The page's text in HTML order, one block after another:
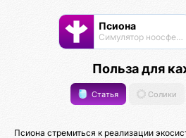
Псиона
Cимулятор ноосферы
Польза для
Статья Солики
Псиона стремиться к реализации